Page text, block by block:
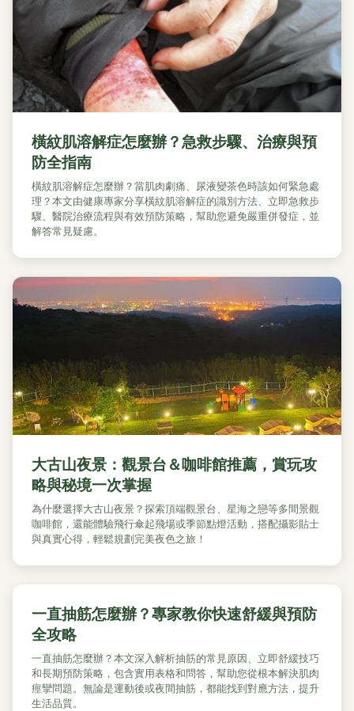
橫紋肌溶解症怎麼辦？急救步驟、治療與預
防全指南
橫紋肌溶解症怎麼辦？當肌肉劇痛、尿液變茶色時該如何緊急處
理？本文由健康專家分享橫紋肌溶解症的識別方法、立即急救步
驟、醫院治療流程與有效預防策略，幫助您避免嚴重併發症，並
解答常見疑慮。
大古山夜景：觀景台＆咖啡館推薦，賞玩攻
略與秘境一次掌握
為什麼選擇大古山夜景？探索頂端觀景台、星海之戀等多間景觀
咖啡館，還能體驗飛行傘起飛場或季節點燈活動，搭配攝影貼士
與真實心得，輕鬆規劃完美夜色之旅！
一直抽筋怎麼辦？專家教你快速舒緩與預防
全攻略
一直抽筋怎麼辦？本文深入解析抽筋的常見原因、立即舒緩技巧
和長期預防策略，包含實用表格和問答，幫助您從根本解決肌肉
痙攣問題。無論是運動後或夜間抽筋，都能找到對應方法，提升
生活品質。